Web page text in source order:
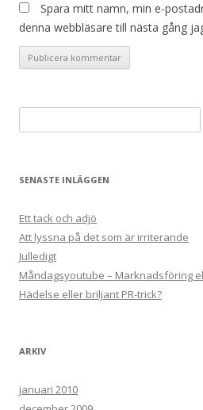
Spara mitt namn, min e-
denna webbläsare till nästa gång
efter:
SENASTE INLÄGGEN
Ett tack och adjö
Att lyssna på det som är irriterande
Julledigt
Måndagsyoutube – Marknadsföring
Hädelse eller briljant PR-trick?
ARKIV
januari 2010